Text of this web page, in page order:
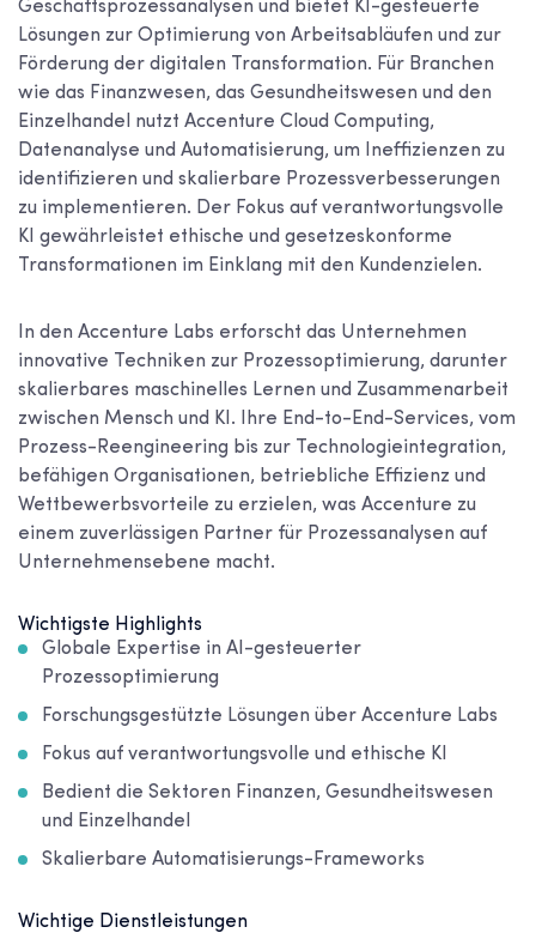
Geschäftsprozessanalysen und bietet KI-gesteuerte
Lösungen zur Optimierung von Arbeitsabläufen und zur
Förderung der digitalen Transformation. Für Branchen
wie das Finanzwesen, das Gesundheitswesen und den
Einzelhandel nutzt Accenture Cloud Computing,
Datenanalyse und Automatisierung, um Ineffizienzen zu
identifizieren und skalierbare Prozessverbesserungen
zu implementieren. Der Fokus auf verantwortungsvolle
KI gewährleistet ethische und gesetzeskonforme
Transformationen im Einklang mit den Kundenzielen.
In den Accenture Labs erforscht das Unternehmen
innovative Techniken zur Prozessoptimierung, darunter
skalierbares maschinelles Lernen und Zusammenarbeit
zwischen Mensch und KI. Ihre End-to-End-Services, vom
Prozess-Reengineering bis zur Technologieintegration,
befähigen Organisationen, betriebliche Effizienz und
Wettbewerbsvorteile zu erzielen, was Accenture zu
einem zuverlässigen Partner für Prozessanalysen auf
Unternehmensebene macht.
Wichtigste Highlights
Globale Expertise in AI-gesteuerter
Prozessoptimierung
Forschungsgestützte Lösungen über Accenture Labs
Fokus auf verantwortungsvolle und ethische KI
Bedient die Sektoren Finanzen, Gesundheitswesen
und Einzelhandel
Skalierbare Automatisierungs-Frameworks
Wichtige Dienstleistungen